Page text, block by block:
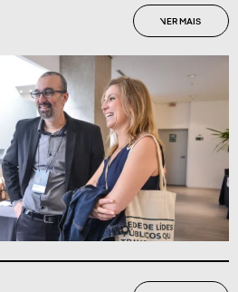
VER MAIS